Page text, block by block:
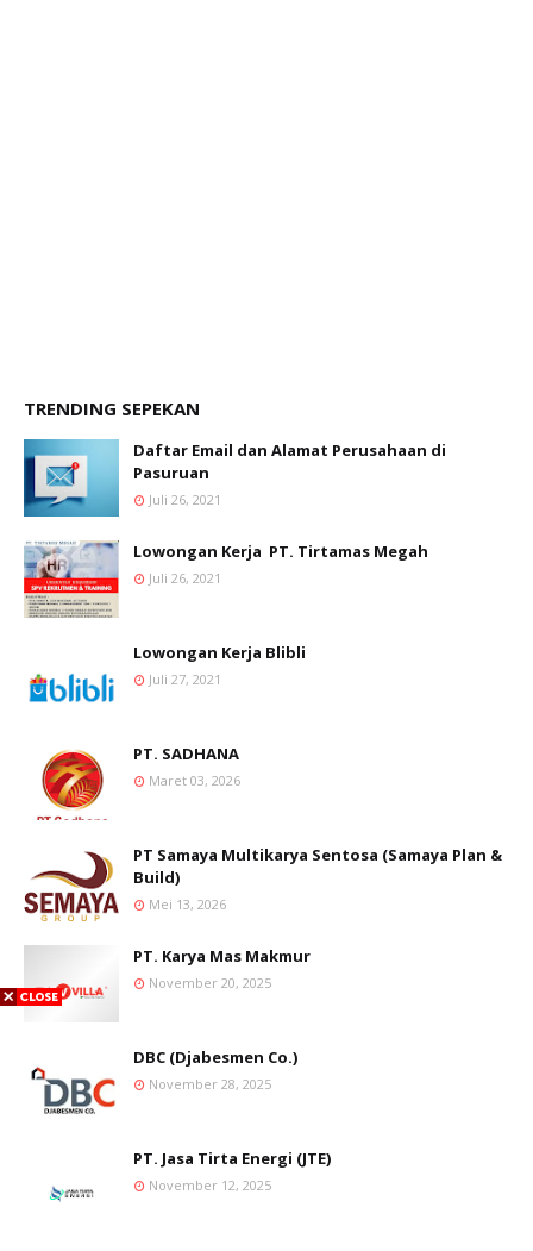
TRENDING SEPEKAN
Daftar Email dan Alamat Perusahaan di
Pasuruan
Juli 26, 2021
Lowongan Kerja PT. Tirtamas Megah
Juli 26, 2021
Lowongan Kerja Blibli
Juli 27, 2021
PT. SADHANA
Maret 03, 2026
PT Samaya Multikarya Sentosa (Samaya Plan &
Build)
Mei 13, 2026
PT. Karya Mas Makmur
November 20, 2025
DBC (Djabesmen Co.)
November 28, 2025
PT. Jasa Tirta Energi (JTE)
November 12, 2025